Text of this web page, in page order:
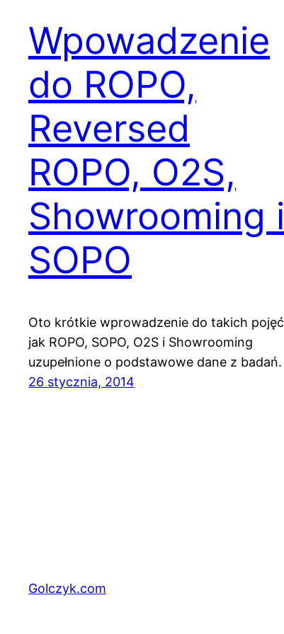
Wpowadzenie
do ROPO,
Reversed
ROPO, O2S,
Showrooming i
SOPO
Oto krótkie wprowadzenie do takich pojęć
jak ROPO, SOPO, O2S i Showrooming
uzupełnione o podstawowe dane z badań.
26 stycznia, 2014
Golczyk.com